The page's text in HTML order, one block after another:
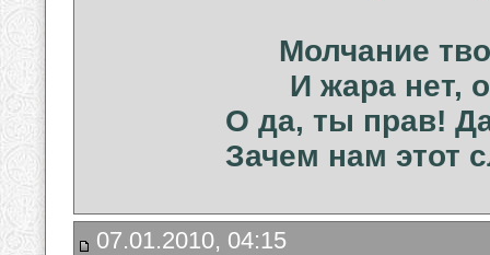
Молчание
И жара нет,
О да, ты прав!
Зачем нам этот
07.01.2010, 04:15